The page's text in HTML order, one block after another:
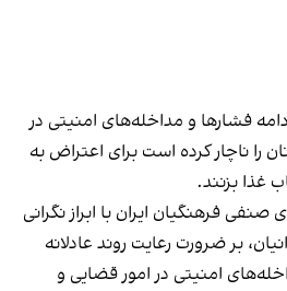
فشارها و مداخله‌های امنیتی در
را ناچار کرده است برای اعتراض به
غذا بزنند.
فرهنگیان ایران با ابراز نگرانی
بر ضرورت رعایت روند عادلانه
امنیتی در امور قضایی و